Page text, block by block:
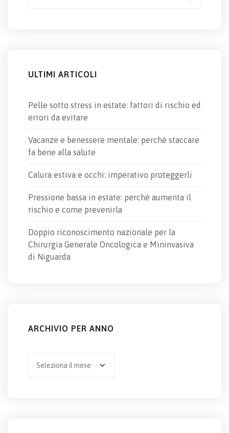
ULTIMI ARTICOLI
Pelle sotto stress in estate: fattori di rischio ed
errori da evitare
Vacanze e benessere mentale: perché staccare
fa bene alla salute
Calura estiva e occhi: imperativo proteggerli
Pressione bassa in estate: perché aumenta il
rischio e come prevenirla
Doppio riconoscimento nazionale per la
Chirurgia Generale Oncologica e Mininvasiva
di Niguarda
ARCHIVIO PER ANNO
per